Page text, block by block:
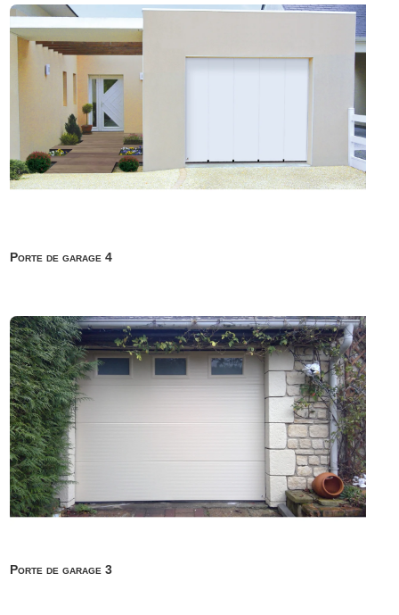
Porte de garage 4
Porte de garage 3